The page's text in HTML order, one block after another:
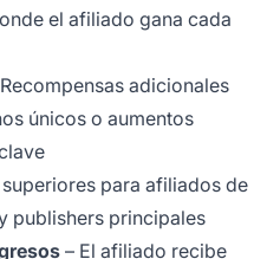
el afiliado gana cada
adicionales
únicos o aumentos
para afiliados de
publishers principales
– El afiliado recibe